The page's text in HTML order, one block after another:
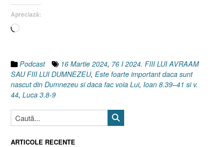
Ioan
8.39–
Martie
2024”
Apreciază:
Încarc...
Podcast 16 Martie 2024, 76 I 2024. FIII LUI AVRAAM
SAU FIII LUI DUMNEZEU, Este foarte important daca sunt
nascut din Dumnezeu si daca fac voia Lui, Ioan 8.39–41 si v.
44, Luca 3.8-9
ARTICOLE RECENTE